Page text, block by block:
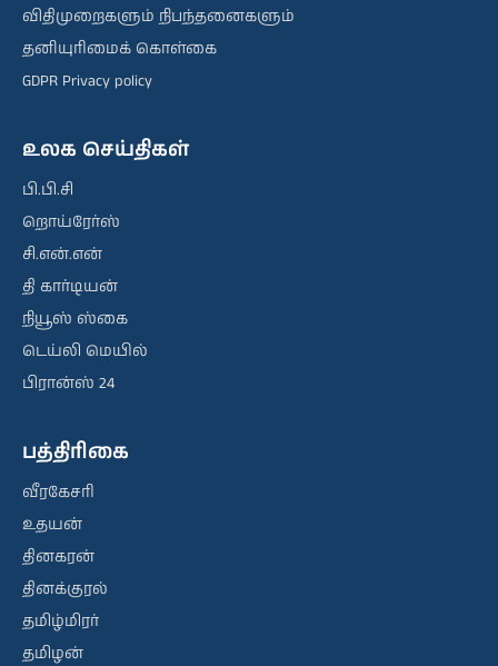
விதிமுறைகளும் நிபந்தனைகளும்
தனியுரிமைக் கொள்கை
GDPR Privacy policy
உலக செய்திகள்
பி.பி.சி
றொய்ரேர்ஸ்
சி.என்.என்
தி கார்டியன்
நியூஸ் ஸ்கை
டெய்லி மெயில்
பிரான்ஸ் 24
பத்திரிகை
வீரகேசரி
உதயன்
தினகரன்
தினக்குரல்
தமிழ்மிரர்
தமிழன்